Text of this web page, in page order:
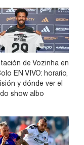
de Vozinha en
EN VIVO: horario,
y dónde ver el
show albo